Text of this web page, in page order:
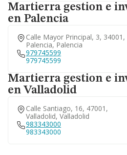
Martierra gestion e
en Palencia
Calle Mayor Principal, 3, 34001,
Palencia, Palencia
979745599
979745599
Martierra gestion e
en Valladolid
Calle Santiago, 16, 47001,
Valladolid, Valladolid
983343000
983343000